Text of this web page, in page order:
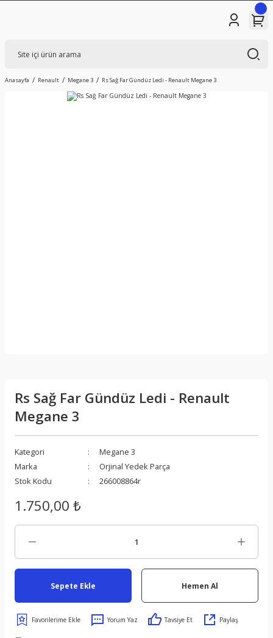
Anasayfa Renault Megane 3 Rs Sağ Far Gündüz Ledi - Renault Megane 3
Rs Sağ Far Gündüz Ledi - Renault
Megane 3
Kategori
Megane 3
Marka
Orjinal Yedek Parça
Stok Kodu
266008864r
1.750,00 ₺
Sepete Ekle Hemen Al
Yorum Yaz Tavsiye Et Paylaş